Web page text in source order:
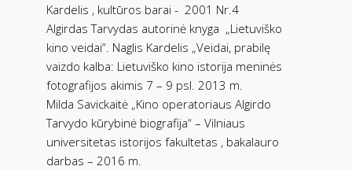
Kardelis , kultūros barai - 2001 Nr.4
Algirdas Tarvydas autorinė knyga „Lietuviško
kino veidai“. Naglis Kardelis „Veidai, prabilę
vaizdo kalba: Lietuviško kino istorija meninės
fotografijos akimis 7 – 9 psl. 2013 m.
Milda Savickaitė „Kino operatoriaus Algirdo
Tarvydo kūrybinė biografija“ – Vilniaus
universitetas istorijos fakultetas , bakalauro
darbas – 2016 m.